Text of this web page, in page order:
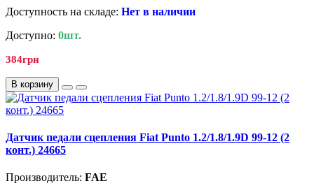
Доступность на складе: Нет в наличии
Доступно: 0шт.
384грн
В корзину
Датчик педали сцепления Fiat Punto 1.2/1.8/1.9D 99-12 (2
конт.) 24665
Производитель: FAE